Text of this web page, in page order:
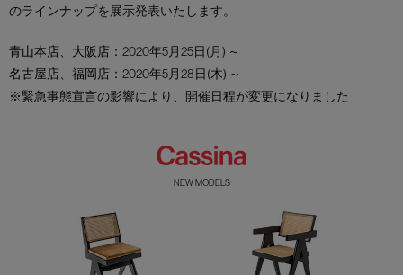
のラインナップを展示発表いたします。
青山本店 大阪店 ：2020年5月25日(月) ～
名古屋店
福岡店 ：2020年5月28日(木) ～
※緊急事態宣言の影響により、開催日程が変更になりました
NEW MODELS